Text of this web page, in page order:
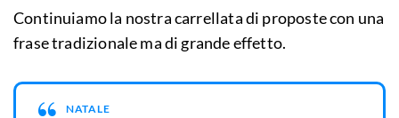
Continuiamo la nostra carrellata di proposte con una
frase tradizionale ma di grande effetto.
NATALE